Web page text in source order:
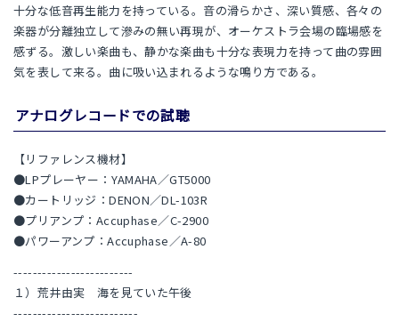
十分な低音再生能力を持っている。音の滑らかさ、深い質感、各々の
楽器が分離独立して滲みの無い再現が、オーケストラ会場の臨場感を
感ずる。激しい楽曲も、静かな楽曲も十分な表現力を持って曲の雰囲
気を表して来る。曲に吸い込まれるような鳴り方である。
アナログレコードでの試聴
【リファレンス機材】
●LPプレーヤー：YAMAHA／GT5000
●カートリッジ：DENON／DL-103R
●プリアンプ：Accuphase／C-2900
●パワーアンプ：Accuphase／A-80
-------------------------
１）荒井由実 海を見ていた午後
--------------------------